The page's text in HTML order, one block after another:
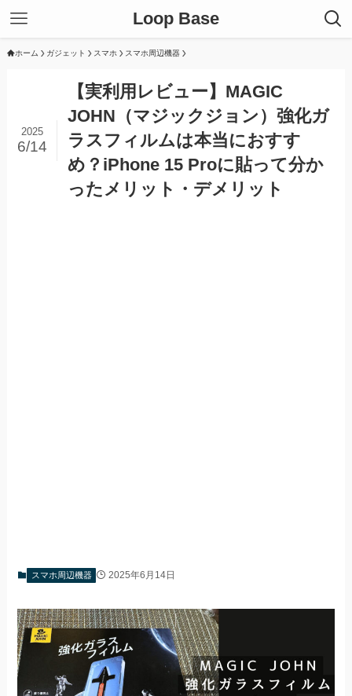
Loop Base
ホーム ガジェット スマホ スマホ周辺機器
【実利用レビュー】MAGIC
JOHN（マジックジョン）強化ガ
ラスフィルムは本当におすす
め？iPhone 15 Proに貼って分か
ったメリット・デメリット
2025
6/14
スマホ周辺機器 2025年6月14日